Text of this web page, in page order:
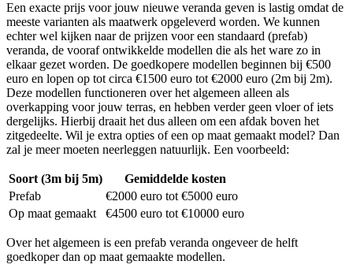
Een exacte prijs voor jouw nieuwe veranda geven is lastig omdat de
meeste varianten als maatwerk opgeleverd worden. We kunnen
echter wel kijken naar de prijzen voor een standaard (prefab)
veranda, de vooraf ontwikkelde modellen die als het ware zo in
elkaar gezet worden. De goedkopere modellen beginnen bij €500
euro en lopen op tot circa €1500 euro tot €2000 euro (2m bij 2m).
Deze modellen functioneren over het algemeen alleen als
overkapping voor jouw terras, en hebben verder geen vloer of iets
dergelijks. Hierbij draait het dus alleen om een afdak boven het
zitgedeelte. Wil je extra opties of een op maat gemaakt model? Dan
zal je meer moeten neerleggen natuurlijk. Een voorbeeld:
Soort (3m bij 5m)
Gemiddelde kosten
Prefab
€2000 euro tot €5000 euro
Op maat gemaakt
€4500 euro tot €10000 euro
Over het algemeen is een prefab veranda ongeveer de helft
goedkoper dan op maat gemaakte modellen.